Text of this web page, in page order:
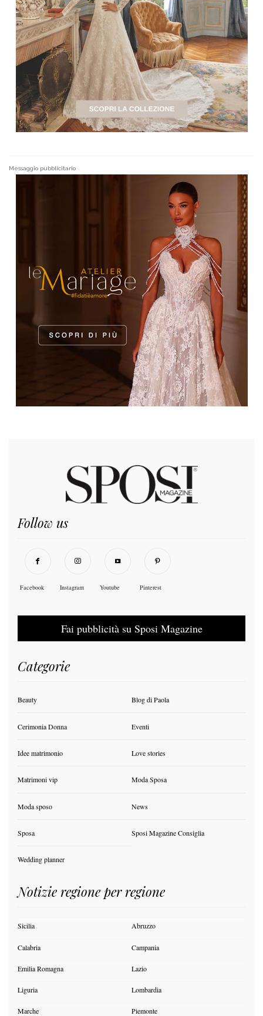
Messaggio pubblicitario
Follow us
Facebook Instagram Youtube Pinterest
Fai pubblicità su Sposi Magazine
Categorie
Beauty Blog di Paola
Cerimonia Donna Eventi
Idee matrimonio Love stories
Matrimoni vip Moda Sposa
Moda sposo News
Sposa Sposi Magazine Consiglia
Wedding planner
Notizie regione per regione
Sicilia Abruzzo
Calabria Campania
Emilia Romagna Lazio
Liguria Lombardia
Marche Piemonte